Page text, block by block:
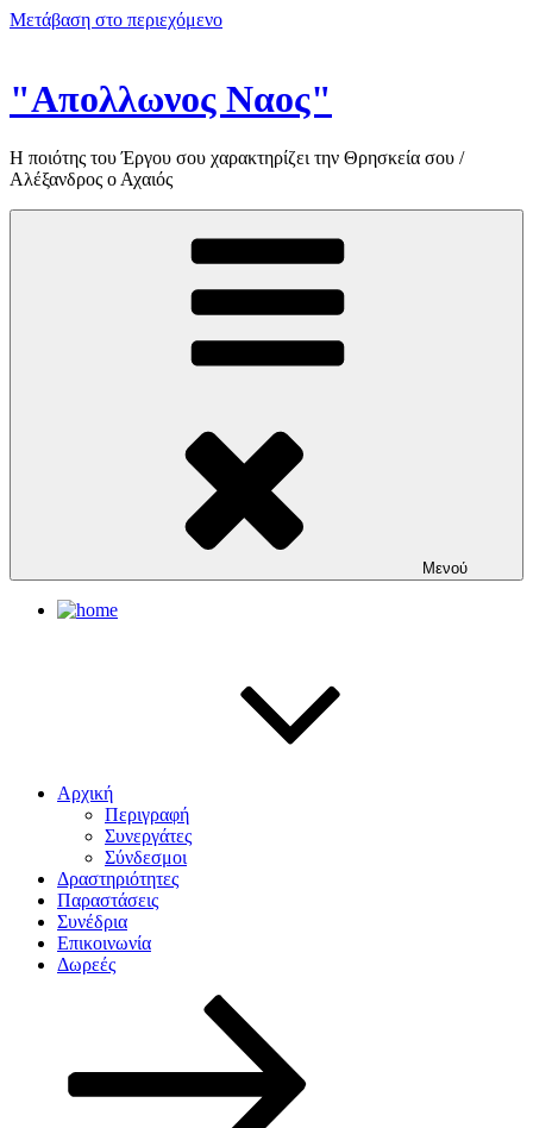
Μετάβαση στο περιεχόμενο
"Απολλωνος Ναος"
Η ποιότης του Έργου σου χαρακτηρίζει την Θρησκεία σου /
Αλέξανδρος ο Αχαιός
Μενού
Αρχική
Περιγραφή
Συνεργάτες
Σύνδεσμοι
Δραστηριότητες
Παραστάσεις
Συνέδρια
Επικοινωνία
Δωρεές